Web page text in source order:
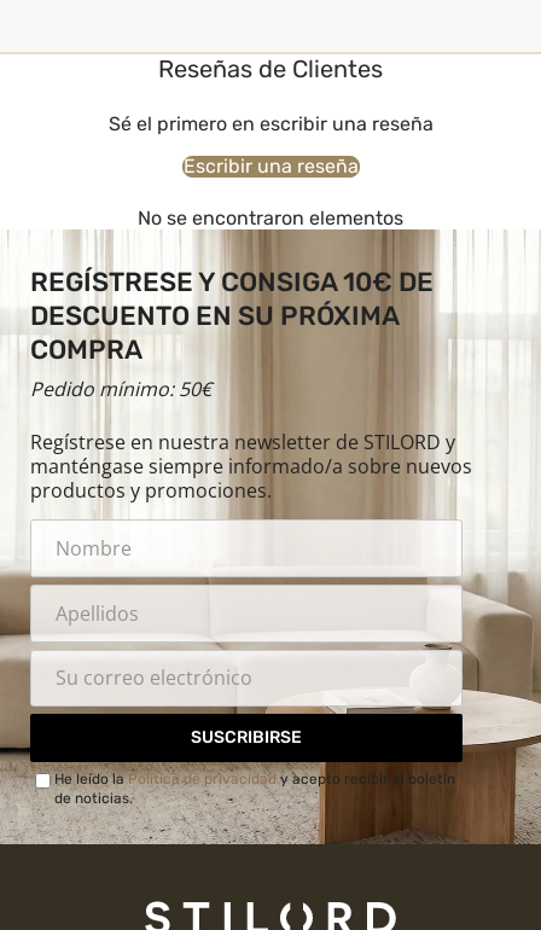
Reseñas de Clientes
Sé el primero en escribir una reseña
Escribir una reseña
No se encontraron elementos
REGÍSTRESE Y CONSIGA 10€ DE
DESCUENTO EN SU PRÓXIMA
COMPRA
Pedido mínimo: 50€
Regístrese en nuestra newsletter de STILORD y
manténgase siempre informado/a sobre nuevos
productos y promociones.
SUSCRIBIRSE
He leído laPolítica de privacidady acepto recibir el boletín
de noticias.